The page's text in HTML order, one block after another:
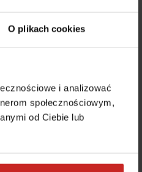
O plikach cookies
i analizować
społecznościowym,
od Ciebie lub